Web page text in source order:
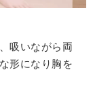
吸いながら両
形になり胸を